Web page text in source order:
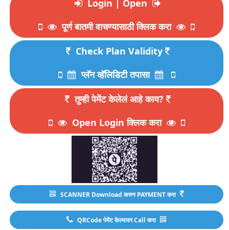
Login | Open
पूर्ण बातमी वाचण्यासाठी क्लिक करा
Check Plan Validity
प्लॅन व्हॅलिडिटी तपासा
तुम्ही पेमेंट केलेलं आहे काय?
Open Login क्लिक करा
SCANNER Download करुन PAYMENT करा
QRCode पेमेंट केल्यावर Call करा